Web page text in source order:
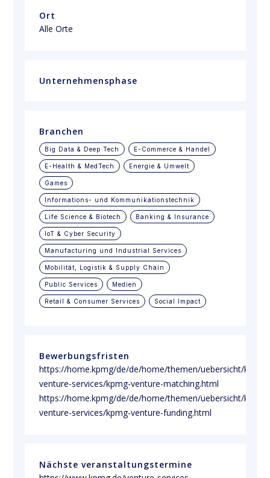
Ort
Alle Orte
Unternehmensphase
Branchen
Big Data & Deep Tech E-Commerce & Handel
E-Health & MedTech Energie & Umwelt
Games
Informations- und Kommunikationstechnik
Life Science & Biotech Banking & Insurance
loT & Cyber Security
Manufacturing und Industrial Services
Mobilität, Logistik & Supply Chain
Public Services Medien
Retail & Consumer Services Social Impact
Bewerbungsfristen
https://home.kpmg/de/de/home/themen/uebersicht/kpmg-
venture-services/kpmg-venture-matching.html
https://home.kpmg/de/de/home/themen/uebersicht/kpmg-
venture-services/kpmg-venture-funding.html
Nächste veranstaltungstermine